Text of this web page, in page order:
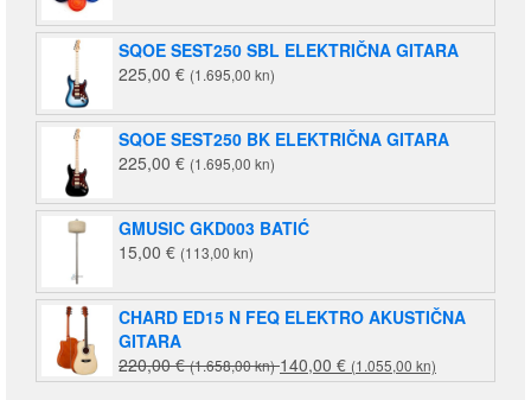
SQOE SEST250 SBL ELEKTRIČNA GITARA
225,00 € (1.695,00 kn)
SQOE SEST250 BK ELEKTRIČNA GITARA
225,00 € (1.695,00 kn)
GMUSIC GKD003 BATIĆ
15,00 € (113,00 kn)
CHARD ED15 N FEQ ELEKTRO AKUSTIČNA
GITARA
220,00€ (1.658,00 kn)Izvorna
cijena
140,00 € (1.055,00 kn)
cijena